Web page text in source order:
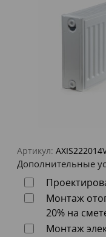
Артикул:
Дополнительные
Монтаж
20% на
Монтаж